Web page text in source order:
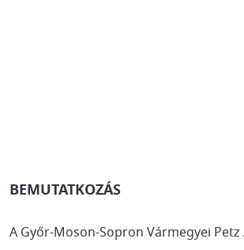
BEMUTATKOZÁS
A Győr-Moson-Sopron Vármegyei